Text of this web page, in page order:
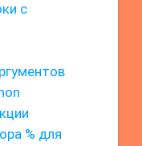
с
% для